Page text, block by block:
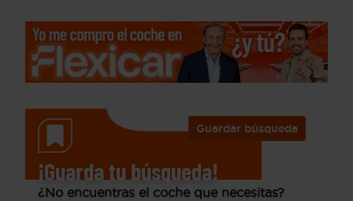
Guardar búsqueda
¡Guarda tu búsqueda!
¿No encuentras el coche que necesitas?